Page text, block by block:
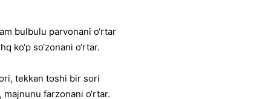
bulbulu parvonani o‘rtar
ko‘p so‘zonani o‘rtar.
tekkan toshi bir sori
majnunu farzonani o‘rtar.